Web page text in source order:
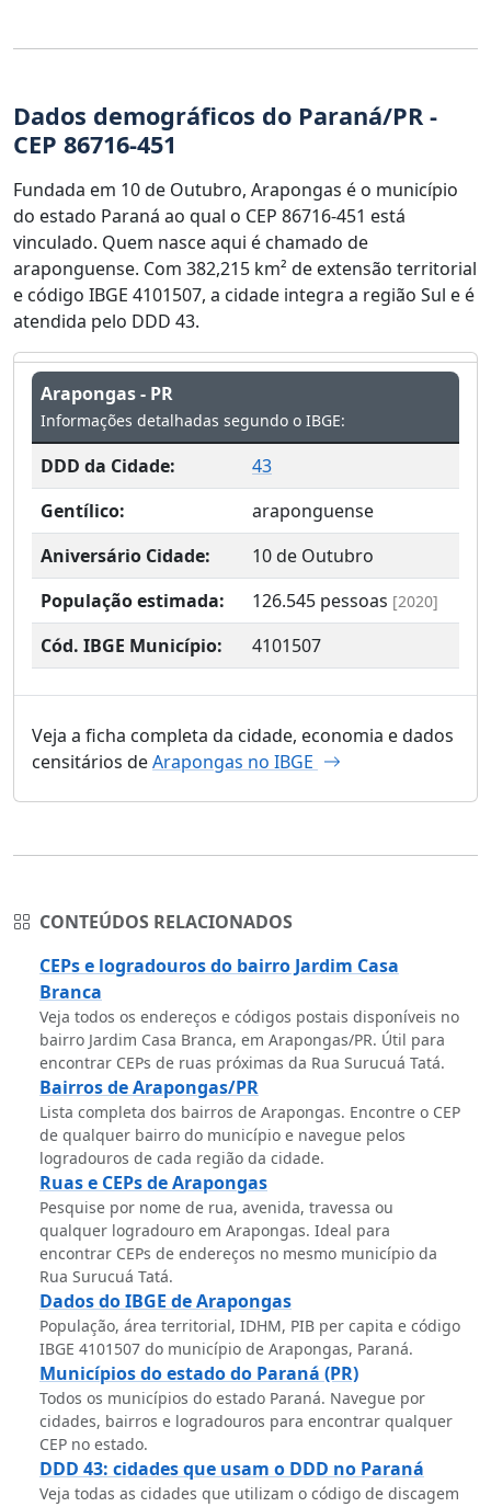
Dados demográficos do Paraná/PR -
CEP 86716-451
Fundada em 10 de Outubro, Arapongas é o município
do estado Paraná ao qual o CEP 86716-451 está
vinculado. Quem nasce aqui é chamado de
araponguense. Com 382,215 km² de extensão territorial
e código IBGE 4101507, a cidade integra a região Sul e é
atendida pelo DDD 43.
Arapongas - PR
Informações detalhadas segundo o IBGE:
DDD da Cidade:
43
Gentílico:
araponguense
Aniversário Cidade:
10 de Outubro
População estimada:
126.545 pessoas [2020]
Cód. IBGE Município: 4101507
Veja a ficha completa da cidade, economia e dados
censitários deArapongas no IBGE
CONTEÚDOS RELACIONADOS
CEPs e logradouros do bairro Jardim Casa
Branca
Veja todos os endereços e códigos postais disponíveis no
bairro Jardim Casa Branca, em Arapongas/PR. Útil para
encontrar CEPs de ruas próximas da Rua Surucuá Tatá.
Bairros de Arapongas/PR
Lista completa dos bairros de Arapongas. Encontre o CEP
de qualquer bairro do município e navegue pelos
logradouros de cada região da cidade.
Ruas e CEPs de Arapongas
Pesquise por nome de rua, avenida, travessa ou
qualquer logradouro em Arapongas. Ideal para
encontrar CEPs de endereços no mesmo município da
Rua Surucuá Tatá.
Dados do IBGE de Arapongas
População, área territorial, IDHM, PIB per capita e código
IBGE 4101507 do município de Arapongas, Paraná.
Municípios do estado do Paraná (PR)
Todos os municípios do estado Paraná. Navegue por
cidades, bairros e logradouros para encontrar qualquer
CEP no estado.
DDD 43: cidades que usam o DDD no Paraná
Veja todas as cidades que utilizam o código de discagem